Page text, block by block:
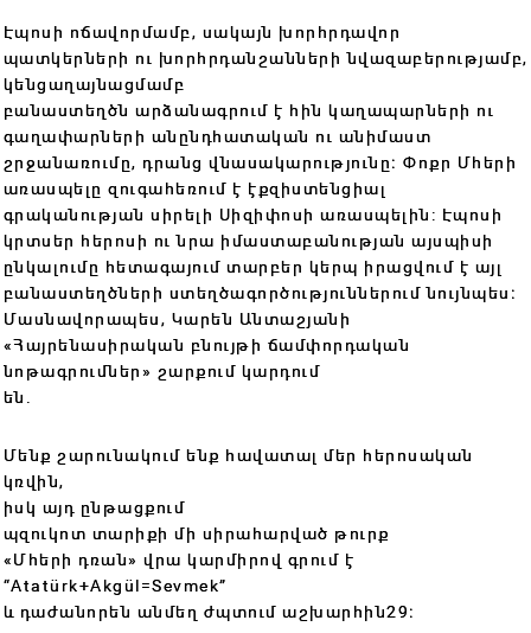
Էպոսի ոճավորմամբ, սակայն խորհրդավոր
պատկերների ու խորհրդանշանների նվազաբերությամբ,
կենցաղայնացմամբ
բանաստեղծն արձանագրում է հին կաղապարների ու
գաղափարների անընդհատական ու անիմաստ
շրջանառումը, դրանց վնասակարությունը։ Փոքր Մհերի
առասպելը զուգահեռում է էքզիստենցիալ
գրականության սիրելի Սիզիփոսի առասպելին: Էպոսի
կրտսեր հերոսի ու նրա իմաստաբանության այսպիսի
ընկալումը հետագայում տարբեր կերպ իրացվում է այլ
բանաստեղծների ստեղծագործություններում նույնպես։
Մասնավորապես, Կարեն Անտաշյանի
«Հայրենասիրական բնույթի ճամփորդական
նոթագրումներ» շարքում կարդում
են․
Մենք շարունակում ենք հավատալ մեր հերոսական
կռվին,
իսկ այդ ընթացքում
պզուկոտ տարիքի մի սիրահարված թուրք
«Մհերի դռան» վրա կարմիրով գրում է
“Atatürk+Akgül=Sevmek”
և դաժանորեն անմեղ ժպտում աշխարհին29։